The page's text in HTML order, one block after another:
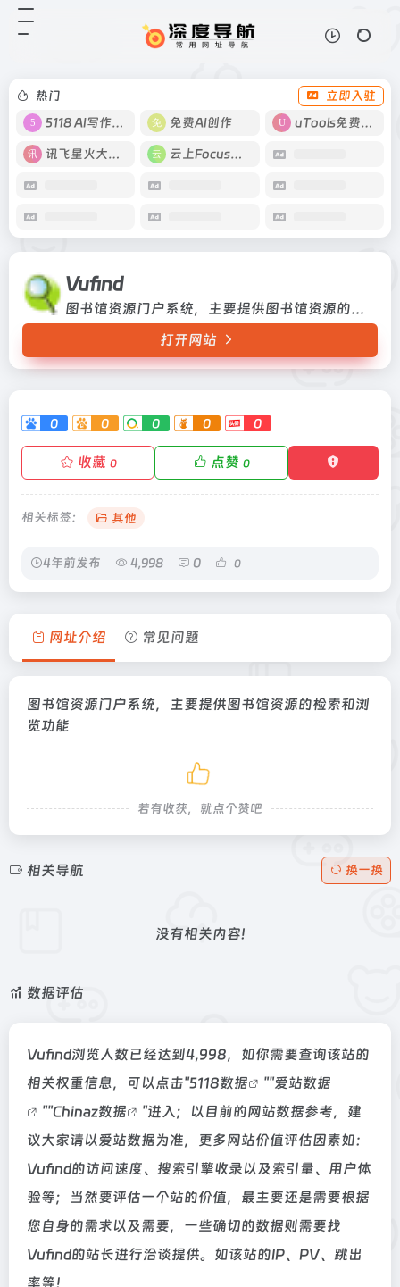
热门
立即入驻
5118 AI写作工具
免费AI创作 uTools免费工具箱
讯飞星火大模型 云上Focus接码
Vufind
图书馆资源门户系统，主要提供图书馆资源的检索和浏览功能
打开网站
0 0 0 0 0
收藏 0 点赞 0
相关标签： 其他
4年前发布 4,998 0 0
网址介绍 常见问题
图书馆资源门户系统，主要提供图书馆资源的检索和浏
览功能
若有收获，就点个赞吧
相关导航 换一换
没有相关内容!
数据评估
Vufind浏览人数已经达到4,998，如你需要查询该站的
相关权重信息，可以点击"5118数据 ""爱站数据
""Chinaz数据
"进入；以目前的网站数据参考，建
议大家请以爱站数据为准，更多网站价值评估因素如：
Vufind的访问速度、搜索引擎收录以及索引量、用户体
验等；当然要评估一个站的价值，最主要还是需要根据
您自身的需求以及需要，一些确切的数据则需要找
Vufind的站长进行洽谈提供。如该站的IP、PV、跳出
率等！